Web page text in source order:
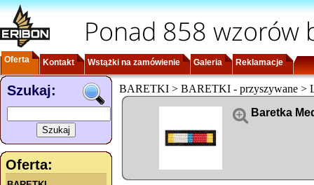
Ponad 858 wzorów
Oferta Kontakt Wstążki na zamówienie Galeria Reklamacje
Szukaj:
Oferta:
BARETKI > BARETKI - przyszywane >
 Baretka